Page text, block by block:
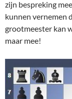
zijn bespreking
kunnen vernemen
grootmeester kan
maar mee!